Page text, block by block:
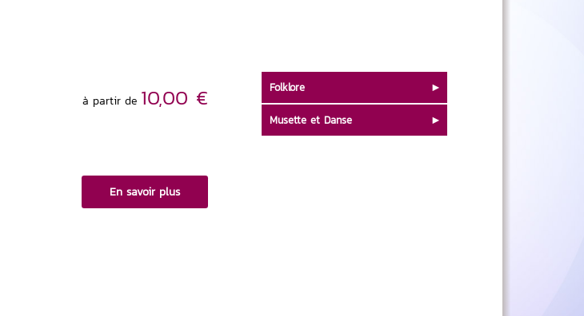
à partir de 10,00 €
En savoir plus
Folklore
Musette et Danse